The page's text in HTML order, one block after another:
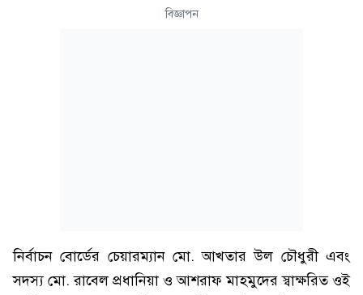
বিজ্ঞাপন
নির্বাচন বোর্ডের চেয়ারম্যান মো. আখতার উল চৌধুরী এবং
সদস্য মো. রাবেল প্রধানিয়া ও আশরাফ মাহমুদের স্বাক্ষরিত ওই